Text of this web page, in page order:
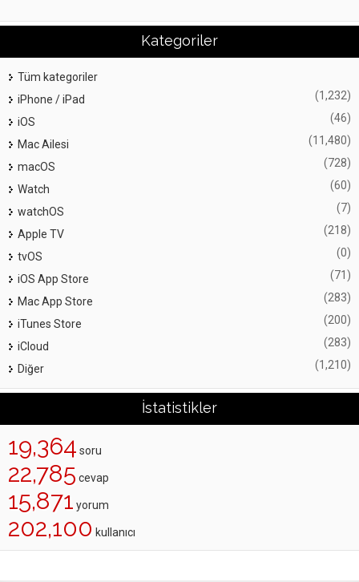
Kategoriler
Tüm kategoriler
iPhone / iPad
(1,232)
iOS (46)
Mac Ailesi (11,480)
macOS (728)
Watch (60)
watchOS (7)
Apple TV (218)
tvOS (0)
iOS App Store (71)
Mac App Store (283)
iTunes Store (200)
iCloud (283)
Diğer (1,210)
İstatistikler
19,364 soru
22,785 cevap
15,871 yorum
202,100 kullanıcı